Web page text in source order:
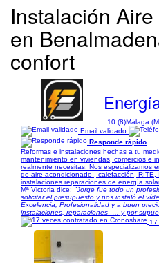
Instalación
en
confort
10 (8)Málaga
Email validado
Responde rápido
Reformas e instalaciones hechas a tu
mantenimiento en viviendas, comercios e
realmente necesitas. Nos especializamos
de aire acondicionado , calefacción, RITE,
instalaciones reparaciones de energía
Mª Victoria dice: "Jorge fue todo un
solicitar el presupuesto y nos instaló el
Excelencia, Profesionalidad y a buen
instalaciones, reparaciones …. y por